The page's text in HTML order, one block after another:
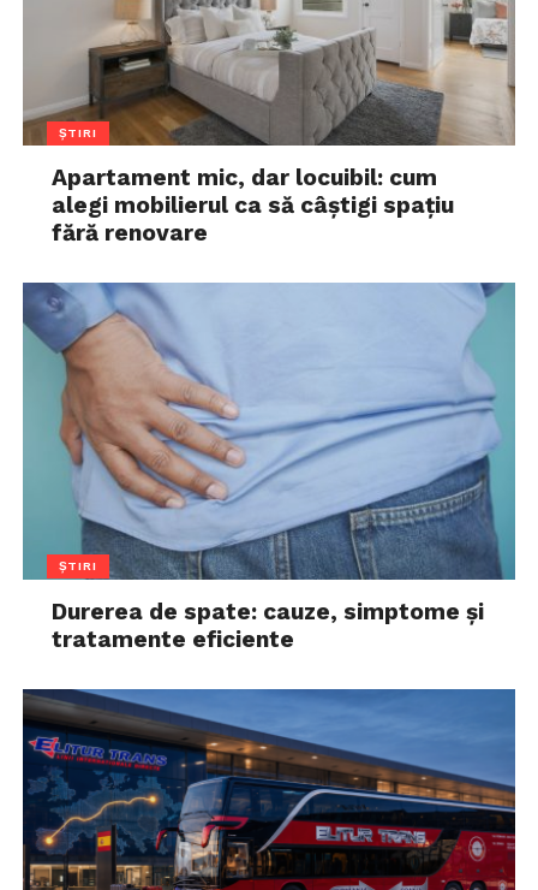
ȘTIRI
Apartament mic, dar locuibil: cum
alegi mobilierul ca să câștigi spațiu
fără renovare
ȘTIRI
Durerea de spate: cauze, simptome și
tratamente eficiente